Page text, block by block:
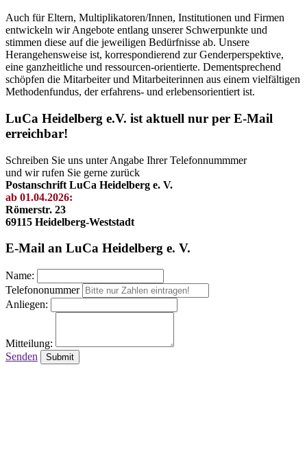
Auch für Eltern, Multiplikatoren/Innen, Institutionen und Firmen
entwickeln wir Angebote entlang unserer Schwerpunkte und
stimmen diese auf die jeweiligen Bedürfnisse ab. Unsere
Herangehensweise ist, korrespondierend zur Genderperspektive,
eine ganzheitliche und ressourcen-orientierte. Dementsprechend
schöpfen die Mitarbeiter und Mitarbeiterinnen aus einem vielfältigen
Methodenfundus, der erfahrens- und erlebensorientiert ist.
LuCa Heidelberg e.V. ist aktuell nur per E-Mail
erreichbar!
Schreiben Sie uns unter Angabe Ihrer Telefonnummmer
und wir rufen Sie gerne zurück
Postanschrift LuCa Heidelberg e. V.
ab 01.04.2026:
Römerstr. 23
69115 Heidelberg-Weststadt
E-Mail an LuCa Heidelberg e. V.
Name:
Telefononummer
Anliegen:
Mitteilung:
Senden